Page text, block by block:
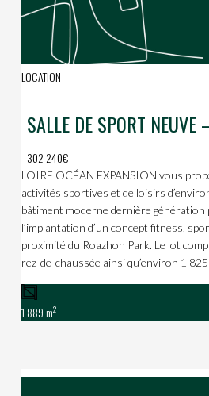
LOCATION
302 240€
LOIRE OCÉAN EXPANSION vous
activités sportives et de loisirs
bâtiment moderne dernière génération
l’implantation d’un concept fitness,
proximité du Roazhon Park. Le lot
rez-de-chaussée ainsi qu’environ 1
1 889 m2